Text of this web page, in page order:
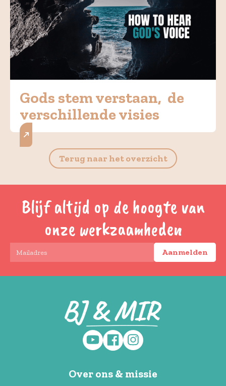
Gods stem verstaan, de
verschillende visies
Terug naar het overzicht
Blijf altijd op de hoogte van
onze werkzaamheden
Over ons & missie